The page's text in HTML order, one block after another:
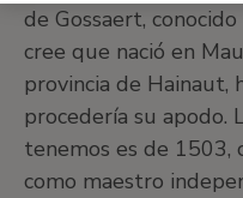
de Gossaert,
cree que nació en
provincia de Hainaut,
procedería su apodo.
tenemos es de 1503,
como maestro